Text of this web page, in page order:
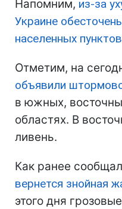
Напомним, из-за
Украине
населенных пунктов
Отметим, на
объявили
в южных,
областях. В
ливень.
Как ранее
вернется знойная
этого дня